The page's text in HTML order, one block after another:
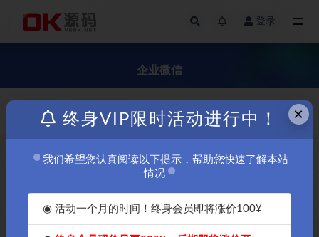
登录
企业微信
发布日期 ×
终身VIP限时活动进行中！
我们希望您认真阅读以下提示，帮助您快速了解本站
情况
◉ 活动一个月的时间！终身会员即将涨价100¥